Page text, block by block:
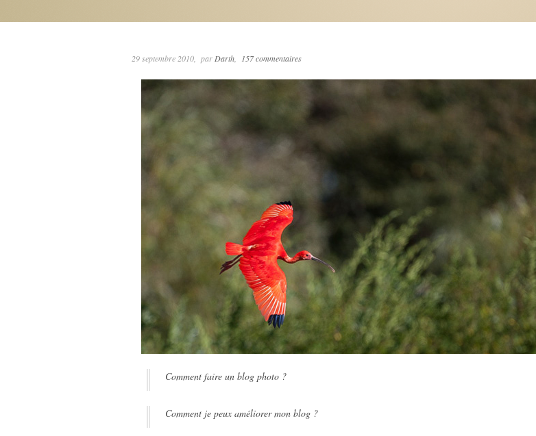
29 septembre 2010 par Darth 157 commentaires
Comment faire un blog photo ?
Comment je peux améliorer mon blog ?